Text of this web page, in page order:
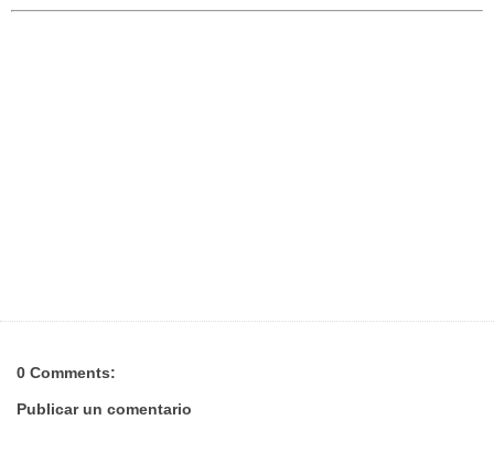
0 Comments:
Publicar un comentario